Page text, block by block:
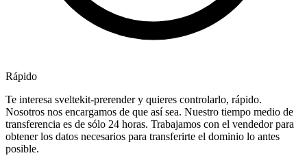
Rápido
Te interesa sveltekit-prerender y quieres controlarlo, rápido.
Nosotros nos encargamos de que así sea. Nuestro tiempo medio de
transferencia es de sólo 24 horas. Trabajamos con el vendedor para
obtener los datos necesarios para transferirte el dominio lo antes
posible.